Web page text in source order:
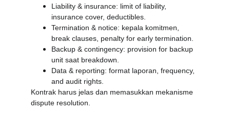
Liability & insurance: limit of liability,
insurance cover, deductibles.
Termination & notice: kepala komitmen,
break clauses, penalty for early termination.
Backup & contingency: provision for backup
unit saat breakdown.
Data & reporting: format laporan, frequency,
and audit rights.
Kontrak harus jelas dan memasukkan mekanisme
dispute resolution.